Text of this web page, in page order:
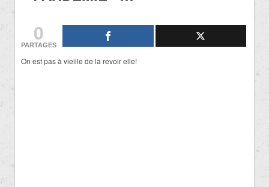
0
PARTAGES
On est pas à vieille de la revoir elle!